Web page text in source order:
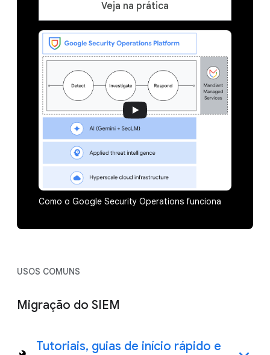
Veja na prática
Como o Google Security Operations funciona
USOS COMUNS
Migração do SIEM
Tutoriais, guias de início rápido e